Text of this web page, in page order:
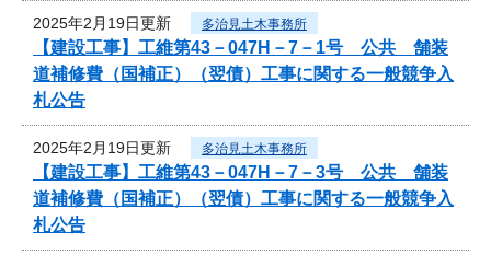
2025年2月19日更新 多治見土木事務所
【建設工事】工維第43－047H－7－1号 公共 舗装
道補修費（国補正）（翌債）工事に関する一般競争入
札公告
2025年2月19日更新 多治見土木事務所
【建設工事】工維第43－047H－7－3号 公共 舗装
道補修費（国補正）（翌債）工事に関する一般競争入
札公告